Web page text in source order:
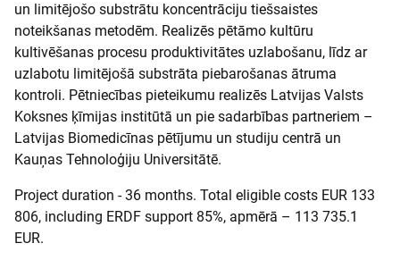
un limitējošo substrātu koncentrāciju tiešsaistes
noteikšanas metodēm. Realizēs pētāmo kultūru
kultivēšanas procesu produktivitātes uzlabošanu, līdz ar
uzlabotu limitējošā substrāta piebarošanas ātruma
kontroli. Pētniecības pieteikumu realizēs Latvijas Valsts
Koksnes ķīmijas institūtā un pie sadarbības partneriem –
Latvijas Biomedicīnas pētījumu un studiju centrā un
Kauņas Tehnoloģiju Universitātē.
Project duration - 36 months. Total eligible costs EUR 133
806, including ERDF support 85%, apmērā – 113 735.1
EUR.